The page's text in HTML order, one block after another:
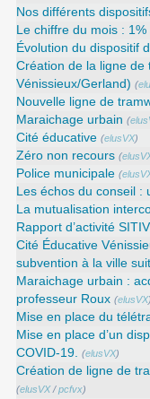
Nos différents
Le chiffre du mois : 1%
Évolution du dispositif
Création de la ligne
Vénissieux/Gerland) (
Nouvelle ligne de
Maraichage urbain (
Cité éducative (elusVX)
Zéro non recours (
Police municipale (
Les échos du conseil :
La mutualisation
Rapport d’activité
Cité Éducative
subvention à la ville
Maraichage urbain :
professeur Roux (elusVX)
Mise en place du
Mise en place d’un
COVID-19. (elusVX)
Création de ligne de
(elusVX/pcfvx)